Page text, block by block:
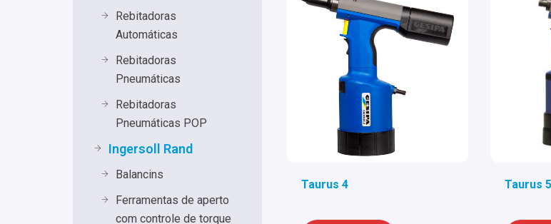
Taurus 4 Taurus 5
Rebitadoras
Automáticas
Rebitadoras
Pneumáticas
Rebitadoras
Pneumáticas POP
Ingersoll Rand
Balancins
Ferramentas de aperto
com controle de torque